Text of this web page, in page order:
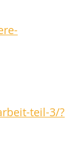
teil-3/?